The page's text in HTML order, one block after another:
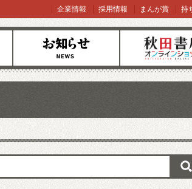
お知らせ オンラインショップ
企業情報 採用情報 まんが賞 持